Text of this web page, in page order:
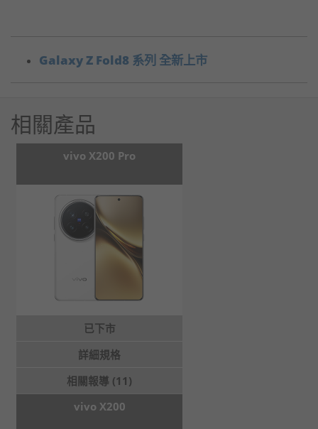
Galaxy Z Fold8 系列 全新上市
相關產品
vivo X200 Pro
已下市
詳細規格
相關報導 (11)
vivo X200